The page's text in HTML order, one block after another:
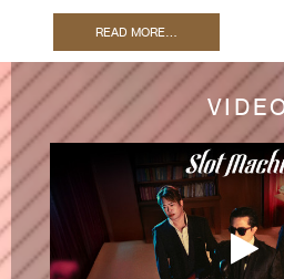
โปรดิวเซอร์ และ Ryan Tedder เจ้าของ
Executive Producer เพลงนี้สะท้อนให้
Machine ในการพัฒนาซาวด์ใหม่ ๆ แ
READ MORE...